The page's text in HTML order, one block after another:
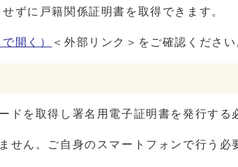
ずに戸籍関係証明書を取得できます。
開く） ＜外部リンク＞をご確認ください
を取得し署名用電子証明書を発行する
ん。ご自身のスマートフォンで行う必